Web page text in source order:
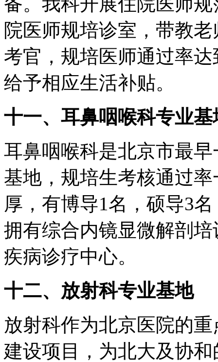
院医师规培诊室，带教
考官，规培医师通过率
给予相应生活补贴。
十一、耳鼻咽喉科专业基
耳鼻咽喉科是北京市最
基地，规培生考核通过
厚，有博导1名，硕导3
拥有综合内镜显微解剖
疾病诊疗中心。
十二、放射科专业基地
放射科作为北京医院的
建设项目，为北大及协